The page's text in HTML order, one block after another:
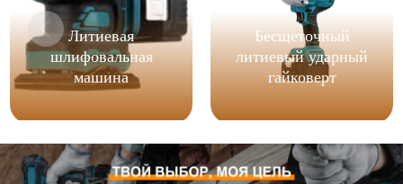
Литиевая
шлифовальная
машина
Бесщеточный
литиевый ударный
гайковерт